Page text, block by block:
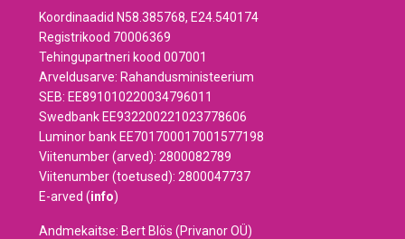
Koordinaadid N58.385768, E24.540174
Registrikood 70006369
Tehingupartneri kood 007001
Arveldusarve: Rahandusministeerium
SEB: EE891010220034796011
Swedbank EE932200221023778606
Luminor bank EE701700017001577198
Viitenumber (arved): 2800082789
Viitenumber (toetused): 2800047737
E-arved (info)
Andmekaitse: Bert Blös (Privanor OÜ)